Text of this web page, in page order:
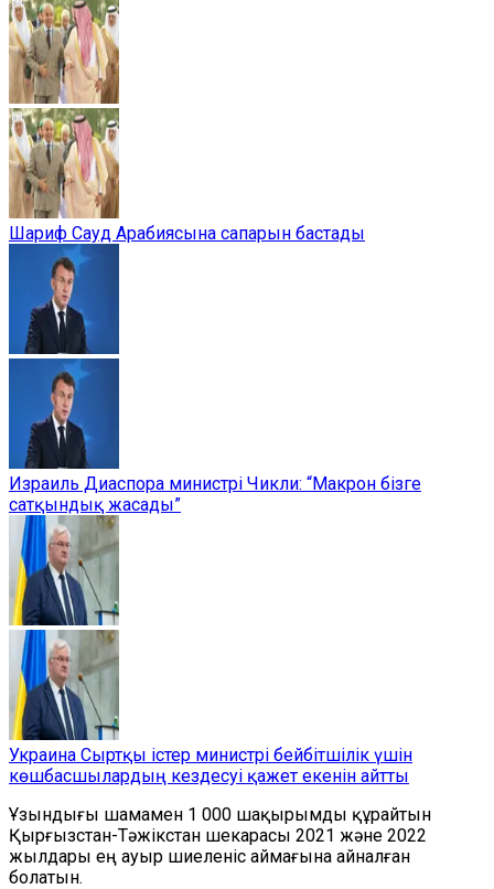
Шариф Сауд Арабиясына сапарын бастады
Израиль Диаспора министрі Чикли: “Макрон бізге
сатқындық жасады”
Украина Сыртқы істер министрі бейбітшілік үшін
көшбасшылардың кездесуі қажет екенін айтты
Ұзындығы шамамен 1 000 шақырымды құрайтын
Қырғызстан-Тәжікстан шекарасы 2021 және 2022
жылдары ең ауыр шиеленіс аймағына айналған
болатын.